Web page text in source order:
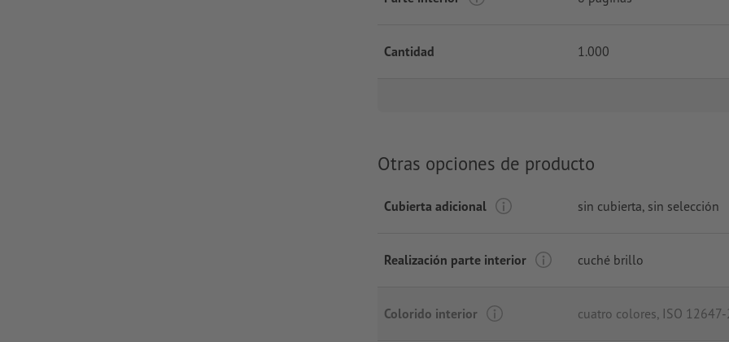
Cantidad 1.000
Otras opciones de producto
Cubierta adicional sin cubierta, sin selección
Realización parte interior cuché brillo
Colorido interior cuatro colores, ISO 12647-